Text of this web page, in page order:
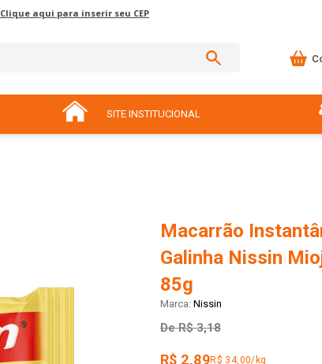
Clique aqui para inserir seu CEP
SITE INSTITUCIONAL
Macarrão
Galinha Nissin
85g
Nissin
De R$ 3,18
R$ 2,89R$ 34,00/kg